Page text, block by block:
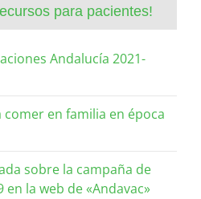
para pacientes!
Andalucía 2021-
en familia en época
sobre la campaña de
en la web de «Andavac»